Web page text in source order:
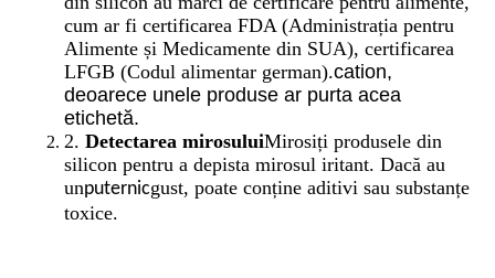
cum ar fi certificarea FDA (Administrația pentru
Alimente și Medicamente din SUA), certificarea
LFGB (Codul alimentar german).cation,
deoarece unele produse ar purta acea
etichetă.
2. Detectarea mirosuluiMirosiți produsele din
silicon pentru a depista mirosul iritant. Dacă au
unputernicgust, poate conține aditivi sau substanțe
toxice.